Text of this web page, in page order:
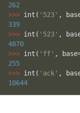
262
>>> int ( '523' ,
339
>>> int ( '523' ,
4870
>>> int ( 'ff' ,
255
>>> int ( 'ack' ,
10644